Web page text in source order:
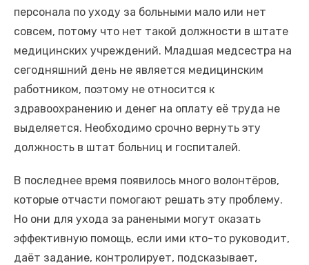
персонала по уходу за больными мало или нет
совсем, потому что нет такой должности в штате
медицинских учреждений. Младшая медсестра на
сегодняшний день не является медицинским
работником, поэтому не относится к
здравоохранению и денег на оплату её труда не
выделяется. Необходимо срочно вернуть эту
должность в штат больниц и госпиталей.
В последнее время появилось много волонтёров,
которые отчасти помогают решать эту проблему.
Но они для ухода за ранеными могут оказать
эффективную помощь, если ими кто-то руководит,
даёт задание, контролирует, подсказывает,